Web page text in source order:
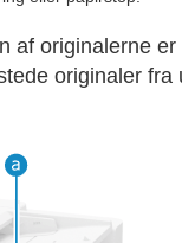
af originalerne
originaler fra